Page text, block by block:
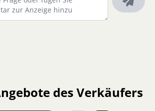
des Verkäufers